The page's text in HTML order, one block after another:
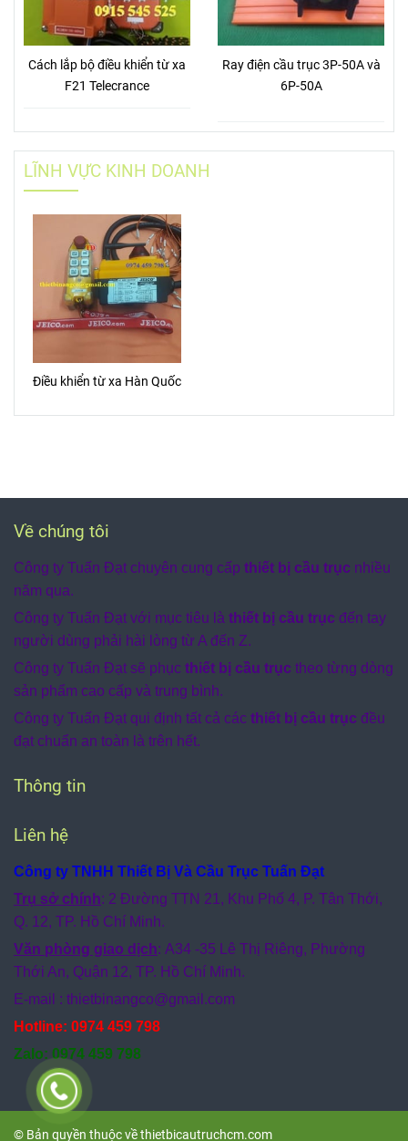
Cách lắp bộ điều khiển từ xa
F21 Telecrance
Ray điện cầu trục 3P-50A và
6P-50A
LĨNH VỰC KINH DOANH
Điều khiển từ xa Hàn Quốc
Về chúng tôi
Công ty Tuấn Đạt chuyên cung cấp thiết bị cầu trục nhiều
năm qua.
Công ty Tuấn Đạt với mục tiêu là thiết bị cầu trục đến tay
người dùng phải hài lòng từ A đến Z.
Công ty Tuấn Đạt sẽ phục thiết bị cầu trục theo từng dòng
sản phẩm cao cấp và trung bình.
Công ty Tuấn Đạt qui định tất cả các thiết bị cầu trục đều
đạt chuẩn an toàn là trên hết.
Thông tin
Liên hệ
Công ty TNHH Thiết Bị Và Cầu Trục Tuấn Đạt
Trụ sở chính: 2 Đường TTN 21, Khu Phố 4, P. Tân Thới,
Q. 12, TP. Hồ Chí Minh.
Văn phòng giao dịch: A34 -35 Lê Thị Riêng, Phường
Thới An, Quận 12, TP. Hồ Chí Minh.
E-mail : thietbinangco@gmail.com
Hotline: 0974 459 798
Zalo: 0974 459 798
© Bản quyền thuộc về thietbicautruchcm.com